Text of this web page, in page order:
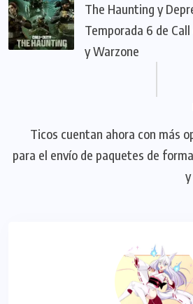
The Haunting y
Temporada 6 de
y Warzone
Ticos cuentan ahora con más
para el envío de paquetes de